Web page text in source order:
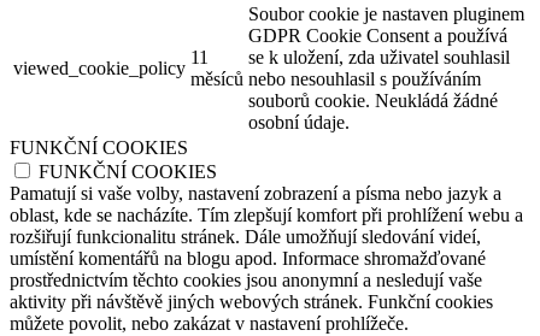
viewed_cookie_policy
11
měsíců
Soubor cookie je nastaven pluginem
GDPR Cookie Consent a používá
se k uložení, zda uživatel souhlasil
nebo nesouhlasil s používáním
souborů cookie. Neukládá žádné
osobní údaje.
FUNKČNÍ COOKIES
FUNKČNÍ COOKIES
Pamatují si vaše volby, nastavení zobrazení a písma nebo jazyk a
oblast, kde se nacházíte. Tím zlepšují komfort při prohlížení webu a
rozšiřují funkcionalitu stránek. Dále umožňují sledování videí,
umístění komentářů na blogu apod. Informace shromažďované
prostřednictvím těchto cookies jsou anonymní a nesledují vaše
aktivity při návštěvě jiných webových stránek. Funkční cookies
můžete povolit, nebo zakázat v nastavení prohlížeče.